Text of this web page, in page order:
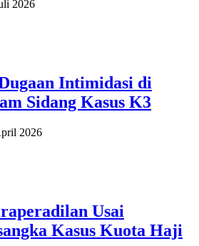
2026
Intimidasi di
Sidang Kasus K3
2026
Usai
Kasus Kuota Haji